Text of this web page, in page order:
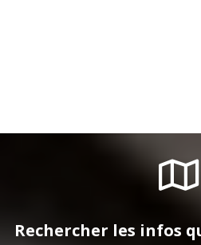
Rechercher les infos